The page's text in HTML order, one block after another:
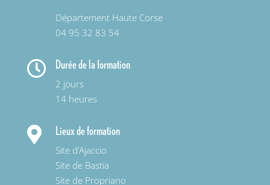
Département Haute Corse
04 95 32 83 54
 Durée de la formation
2 jours
14 heures
 Lieux de formation
Site d’Ajaccio
Site de Bastia
Site de Propriano